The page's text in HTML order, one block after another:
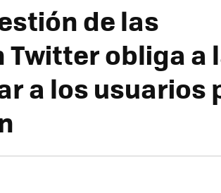
de las
obliga a
a los usuarios